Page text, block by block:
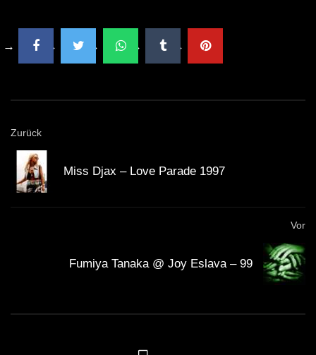
Zurück
Miss Djax – Love Parade 1997
Vor
Fumiya Tanaka @ Joy Eslava – 99